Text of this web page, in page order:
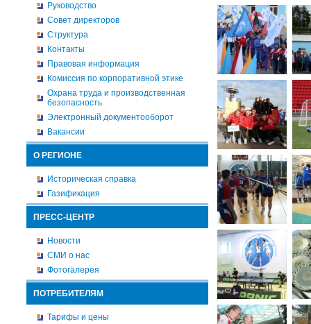
Руководство
Совет директоров
Структура
Контакты
Правовая информация
Комиссия по корпоративной этике
Охрана труда и производственная
безопасность
Электронный документооборот
Вакансии
О РЕГИОНЕ
Историческая справка
Газификация
ПРЕСС-ЦЕНТР
Новости
СМИ о нас
Фотогалерея
ПОТРЕБИТЕЛЯМ
Тарифы и цены